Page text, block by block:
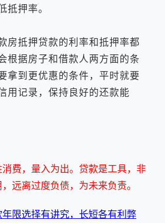
抵押率。
抵押贷款的利率和抵押率都
根据房子和借款人两方面的条
拿到更优惠的条件，平时就要
用记录，保持良好的还款能
费，量入为出。贷款是工具，非
远离过度负债，为未来负责。
限选择有讲究，长短各有利弊